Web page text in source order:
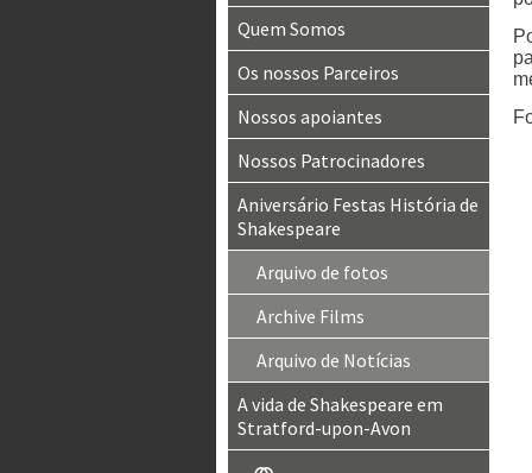
Quem Somos
Os nossos Parceiros
Nossos apoiantes
Nossos Patrocinadores
Aniversário Festas História de
Shakespeare
Arquivo de fotos
Archive Films
Arquivo de Notícias
A vida de Shakespeare em
Stratford-upon-Avon